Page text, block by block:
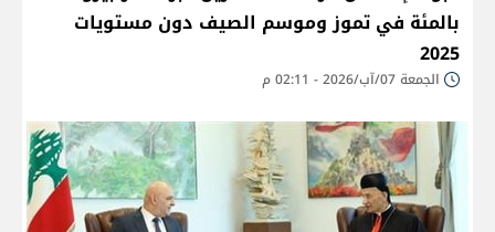
بالمئة في تموز وموسم الصيف دون مستويات
2025
الجمعة 07/آب/2026 - 02:11 م